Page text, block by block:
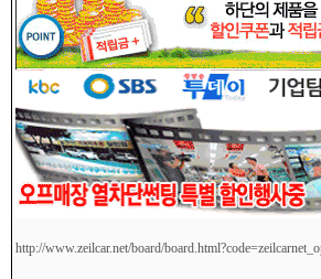
http://www.zeilcar.net/board/